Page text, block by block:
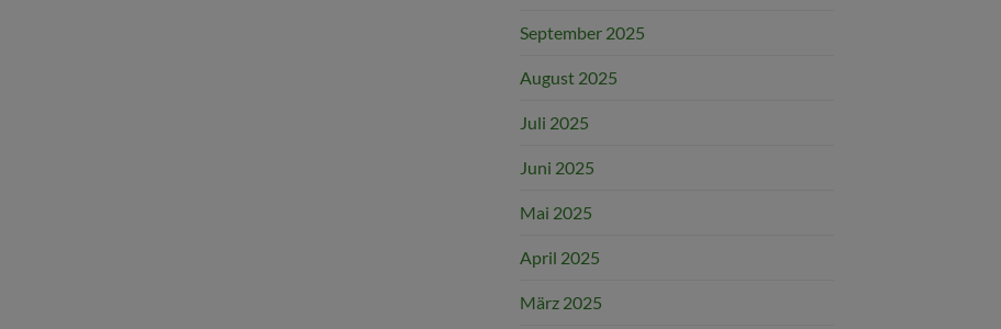
September 2025
August 2025
Juli 2025
Juni 2025
Mai 2025
April 2025
März 2025